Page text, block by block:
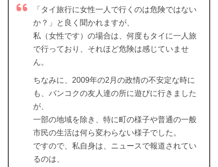
「タイ旅行に女性一人で行くのは危険ではない
か？」と良く聞かれますが、
私（女性です）の場合は、何度もタイに一人旅
で行っており、それほど危険は感じていませ
ん。
ちなみに、2009年の2月の政情の不安定な時に
も、バンコクの友人達の所に遊びに行きました
が、
一部の地域を除き、特に町の様子や普通の一般
市民の生活は何ら変わらない様子でした。
ですので、私自身は、ニュースで報道されてい
るのは、